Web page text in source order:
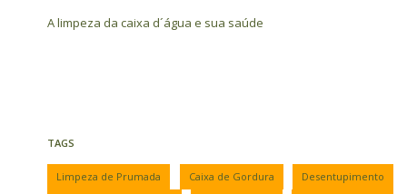
A limpeza da caixa d´água e sua saúde
TAGS
Limpeza de Prumada Caixa de Gordura
Desentupimento